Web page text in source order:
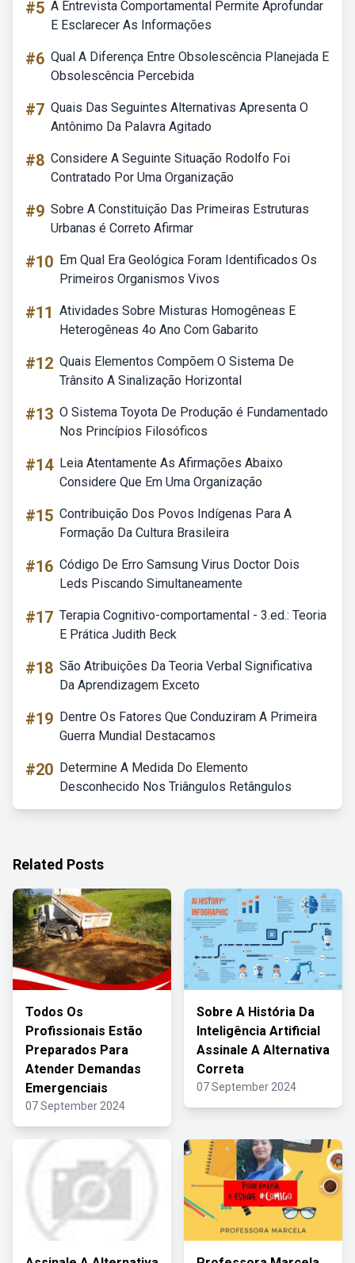
#5 A Entrevista Comportamental Permite Aprofundar
E Esclarecer As Informações
#6 Qual A Diferença Entre Obsolescência Planejada E
Obsolescência Percebida
#7 Quais Das Seguintes Alternativas Apresenta O
Antônimo Da Palavra Agitado
#8 Considere A Seguinte Situação Rodolfo Foi
Contratado Por Uma Organização
#9 Sobre A Constituição Das Primeiras Estruturas
Urbanas é Correto Afirmar
#10 Em Qual Era Geológica Foram Identificados Os
Primeiros Organismos Vivos
#11 Atividades Sobre Misturas Homogêneas E
Heterogêneas 4o Ano Com Gabarito
#12 Quais Elementos Compõem O Sistema De
Trânsito A Sinalização Horizontal
#13 O Sistema Toyota De Produção é Fundamentado
Nos Princípios Filosóficos
#14 Leia Atentamente As Afirmações Abaixo
Considere Que Em Uma Organização
#15 Contribuição Dos Povos Indígenas Para A
Formação Da Cultura Brasileira
#16 Código De Erro Samsung Virus Doctor Dois
Leds Piscando Simultaneamente
#17 Terapia Cognitivo-comportamental - 3.ed.: Teoria
E Prática Judith Beck
#18 São Atribuições Da Teoria Verbal Significativa
Da Aprendizagem Exceto
#19 Dentre Os Fatores Que Conduziram A Primeira
Guerra Mundial Destacamos
#20 Determine A Medida Do Elemento
Desconhecido Nos Triângulos Retângulos
Related Posts
Todos Os
Profissionais Estão
Preparados Para
Atender Demandas
Emergenciais
07 September 2024
Sobre A História Da
Inteligência Artificial
Assinale A Alternativa
Correta
07 September 2024